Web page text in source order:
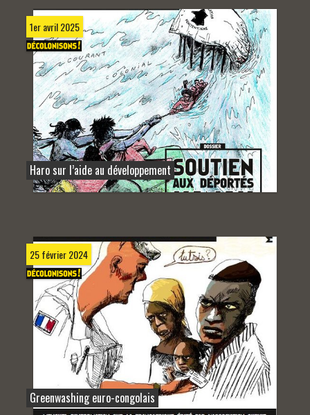
1er avril 2025
Haro sur l’aide au développement
25 février 2024
Greenwashing euro-congolais